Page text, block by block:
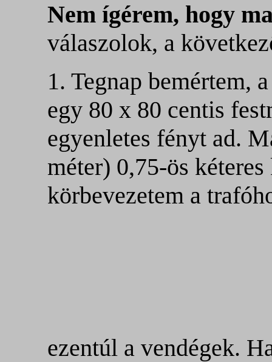
Nem ígérem, hogy
válaszolok, a
1. Tegnap bemértem,
egy 80 x 80 centis
egyenletes fényt ad.
méter) 0,75-ös
körbevezetem a
ezentúl a vendégek.